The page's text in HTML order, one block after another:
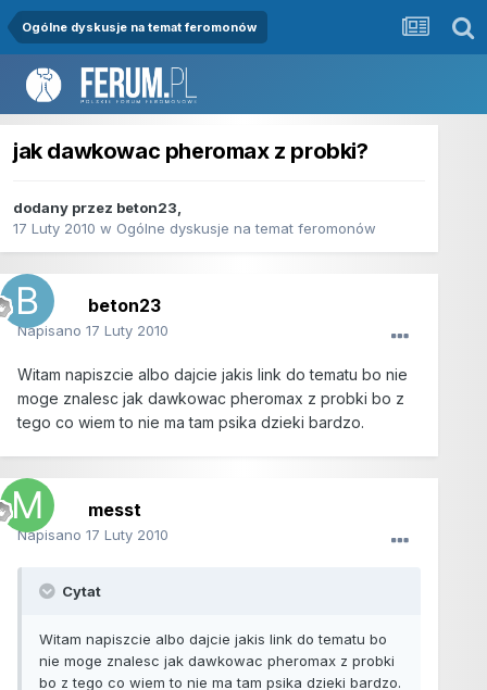
Ogólne dyskusje na temat feromonów
jak dawkowac pheromax z probki?
dodany przez beton23,
17 Luty 2010 w Ogólne dyskusje na temat feromonów
beton23
Napisano 17 Luty 2010
Witam napiszcie albo dajcie jakis link do tematu bo nie
moge znalesc jak dawkowac pheromax z probki bo z
tego co wiem to nie ma tam psika dzieki bardzo.
messt
Napisano 17 Luty 2010
Cytat
Witam napiszcie albo dajcie jakis link do tematu bo
nie moge znalesc jak dawkowac pheromax z probki
bo z tego co wiem to nie ma tam psika dzieki bardzo.